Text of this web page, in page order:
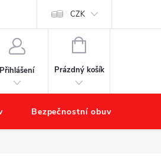
Obchodní podmínky
CZK
Přihlášení
NÁKUPNÍ
Prázdný košík
Bezpečnostní obuv